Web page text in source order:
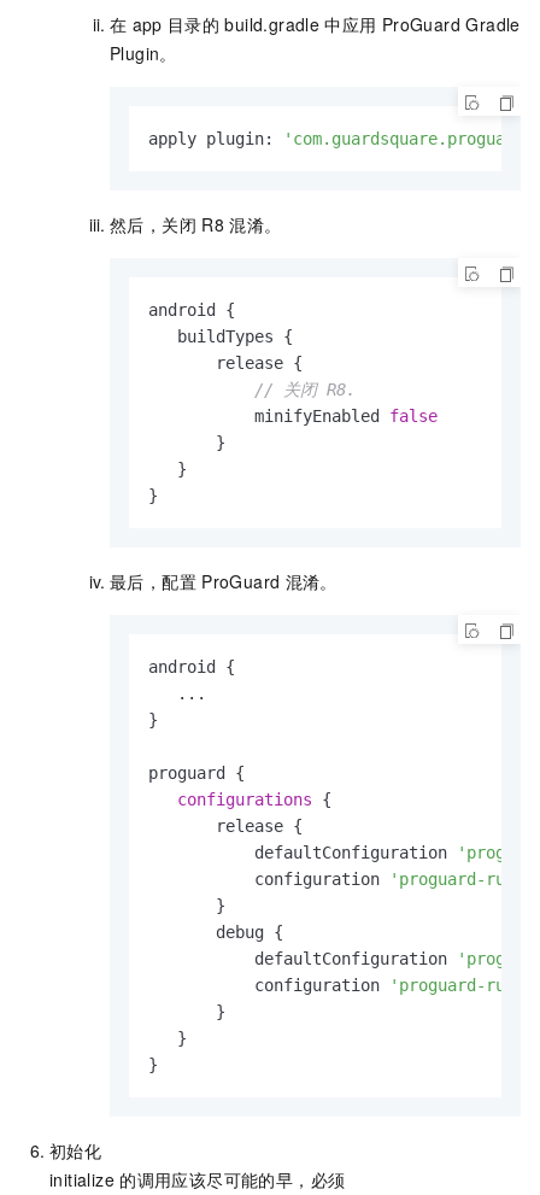
在 app 目录的 build.gradle 中应用 ProGuard Gradle
Plugin。
apply plugin: 'com.guardsquare.proguard'
然后，关闭 R8 混淆。
android {
   buildTypes {
       release {
// 关闭 R8.
           minifyEnabled
false
       }
   }
}
最后，配置 ProGuard 混淆。
android {
   ...
}
proguard {
configurations {
       release {
           defaultConfiguration
           configuration
'proguard-
       }
       debug {
           defaultConfiguration
           configuration
'proguard-
       }
   }
}
初始化
initialize 的调用应该尽可能的早，必须